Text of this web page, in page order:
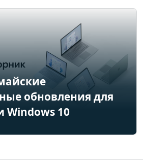
обновления для
Windows 10